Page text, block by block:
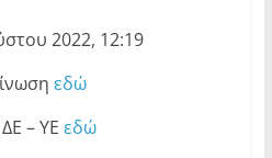
2022, 12:19
εδώ
– ΥΕ εδώ